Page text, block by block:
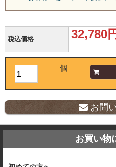
税込価格 32,780
個
お問
お買い物